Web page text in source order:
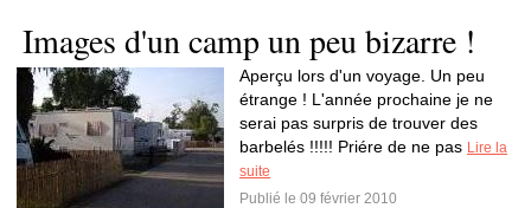
Images d'un camp un peu bizarre !
Aperçu lors d'un voyage. Un peu
étrange ! L'année prochaine je ne
serai pas surpris de trouver des
barbelés !!!!! Priére de ne pas Lire la
suite
Publié le 09 février 2010